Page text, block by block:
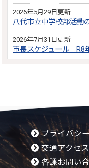
2026年5月29日更新
八代市立中学校部活動
2026年7月31日更新
市長スケジュール R8
プライバシ
交通アクセス
各課お問い